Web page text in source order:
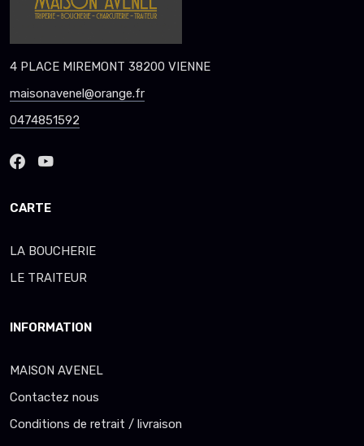
4 PLACE MIREMONT 38200 VIENNE
maisonavenel@orange.fr
0474851592
CARTE
LA BOUCHERIE
LE TRAITEUR
INFORMATION
MAISON AVENEL
Contactez nous
Conditions de retrait / livraison